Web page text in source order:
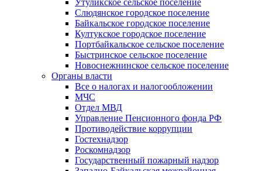
Утуликское сельское поселение
Слюдянское городское поселение
Байкальское городское поселение
Култукское городское поселение
Портбайкальское сельское поселение
Быстринское сельское поселение
Новоснежнинское сельское поселение
Органы власти
Все о налогах и налогообложении
МЧС
Отдел МВД
Управление Пенсионного фонда РФ
Противодействие коррупции
Гостехнадзор
Роскомнадзор
Государственный пожарный надзор